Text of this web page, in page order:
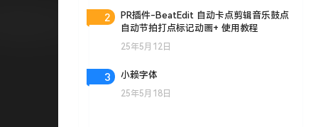
2
PR插件-BeatEdit 自动卡点剪辑音乐鼓点
自动节拍打点标记动画+ 使用教程
25年5月12日
3 小赖字体
25年5月18日